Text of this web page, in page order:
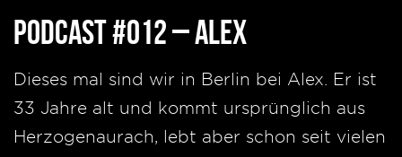
Podcast #012 – Alex
Dieses mal sind wir in Berlin bei Alex. Er ist
33 Jahre alt und kommt ursprünglich aus
Herzogenaurach, lebt aber schon seit vielen